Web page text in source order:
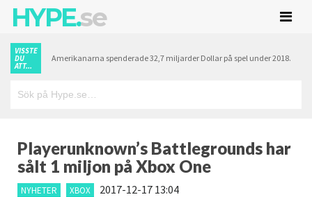
HYPE.se
VISSTE
DU
ATT...
Amerikanarna spenderade 32,7 miljarder Dollar på spel under 2018.
Playerunknown’s Battlegrounds har
sålt 1 miljon på Xbox One
NYHETER XBOX 2017-12-17 13:04